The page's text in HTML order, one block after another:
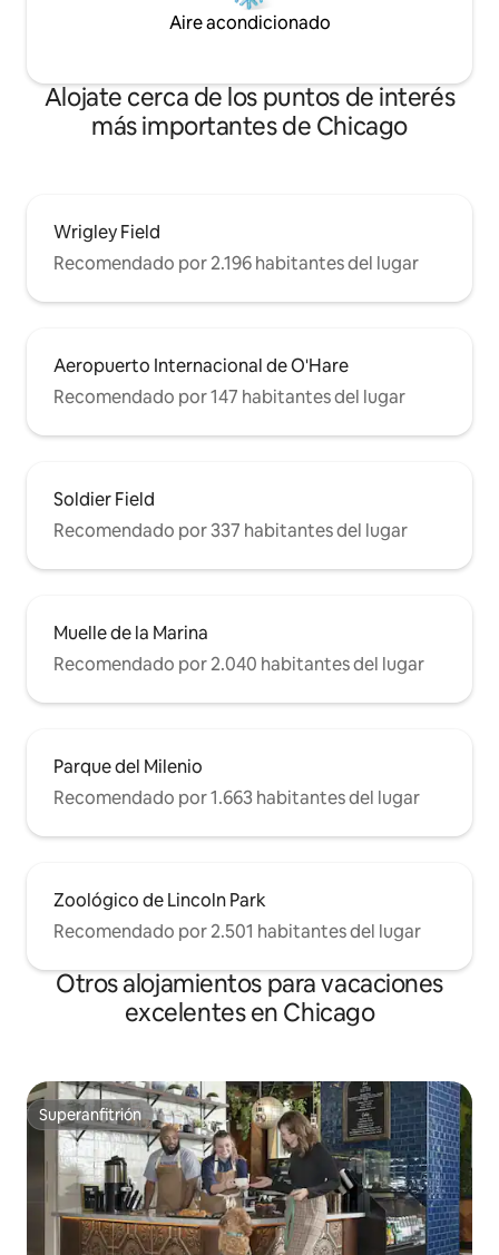
Aire acondicionado
Alojate cerca de los puntos de interés
más importantes de Chicago
Wrigley Field
Recomendado por 2.196 habitantes del lugar
Aeropuerto Internacional de O'Hare
Recomendado por 147 habitantes del lugar
Soldier Field
Recomendado por 337 habitantes del lugar
Muelle de la Marina
Recomendado por 2.040 habitantes del lugar
Parque del Milenio
Recomendado por 1.663 habitantes del lugar
Zoológico de Lincoln Park
Recomendado por 2.501 habitantes del lugar
Otros alojamientos para vacaciones
excelentes en Chicago
Superanfitrión
Superanfitrión